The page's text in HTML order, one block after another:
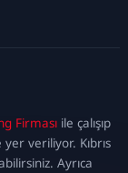
Firması ile çalışıp
veriliyor. Kıbrıs
Ayrıca